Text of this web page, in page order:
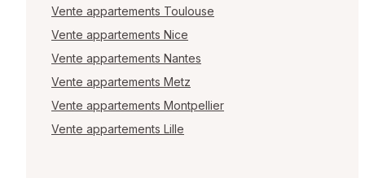
Vente appartements Toulouse
Vente appartements Nice
Vente appartements Nantes
Vente appartements Metz
Vente appartements Montpellier
Vente appartements Lille